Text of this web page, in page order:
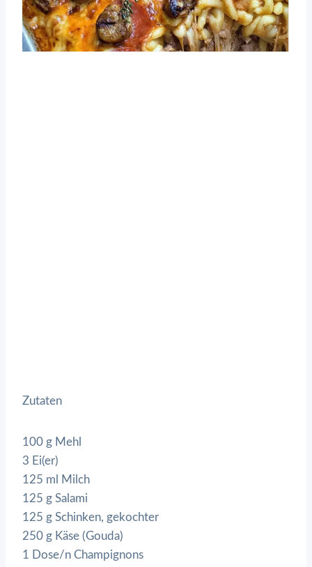
Zutaten
100 g Mehl
3 Ei(er)
125 ml Milch
125 g Salami
125 g Schinken, gekochter
250 g Käse (Gouda)
1 Dose/n Champignons